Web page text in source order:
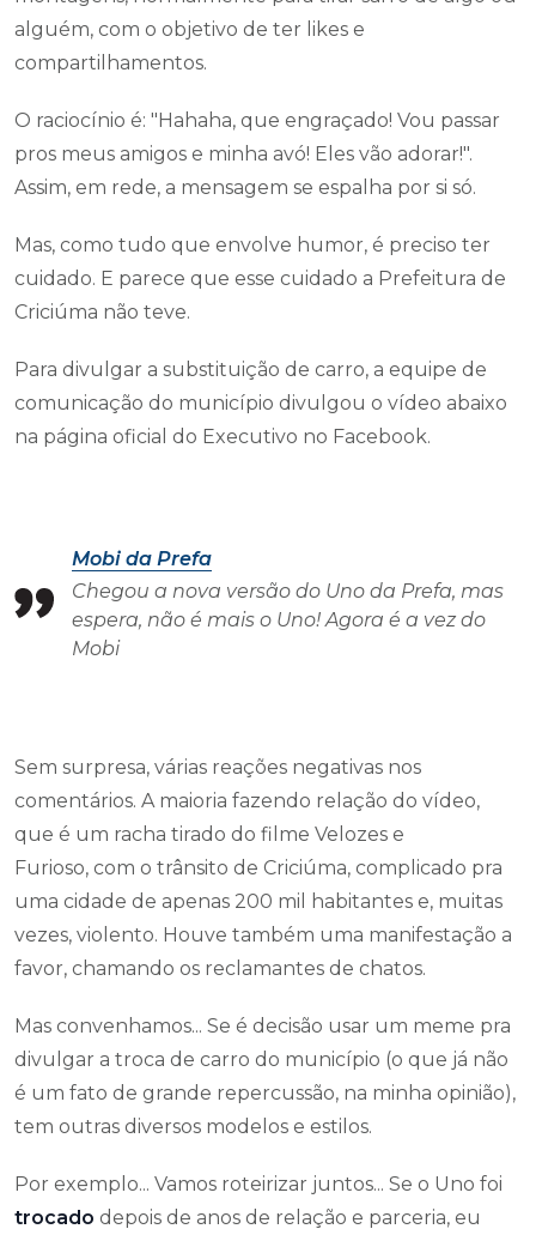
alguém, com o objetivo de ter likes e
compartilhamentos.
O raciocínio é: "Hahaha, que engraçado! Vou passar
pros meus amigos e minha avó! Eles vão adorar!".
Assim, em rede, a mensagem se espalha por si só.
Mas, como tudo que envolve humor, é preciso ter
cuidado. E parece que esse cuidado a Prefeitura de
Criciúma não teve.
Para divulgar a substituição de carro, a equipe de
comunicação do município divulgou o vídeo abaixo
na página oficial do Executivo no Facebook.
Mobi da Prefa
Chegou a nova versão do Uno da Prefa, mas
espera, não é mais o Uno! Agora é a vez do
Mobi
Sem surpresa, várias reações negativas nos
comentários. A maioria fazendo relação do vídeo,
que é um racha tirado do filme Velozes e
Furioso, com o trânsito de Criciúma, complicado pra
uma cidade de apenas 200 mil habitantes e, muitas
vezes, violento. Houve também uma manifestação a
favor, chamando os reclamantes de chatos.
Mas convenhamos... Se é decisão usar um meme pra
divulgar a troca de carro do município (o que já não
é um fato de grande repercussão, na minha opinião),
tem outras diversos modelos e estilos.
Por exemplo... Vamos roteirizar juntos... Se o Uno foi
trocado depois de anos de relação e parceria, eu